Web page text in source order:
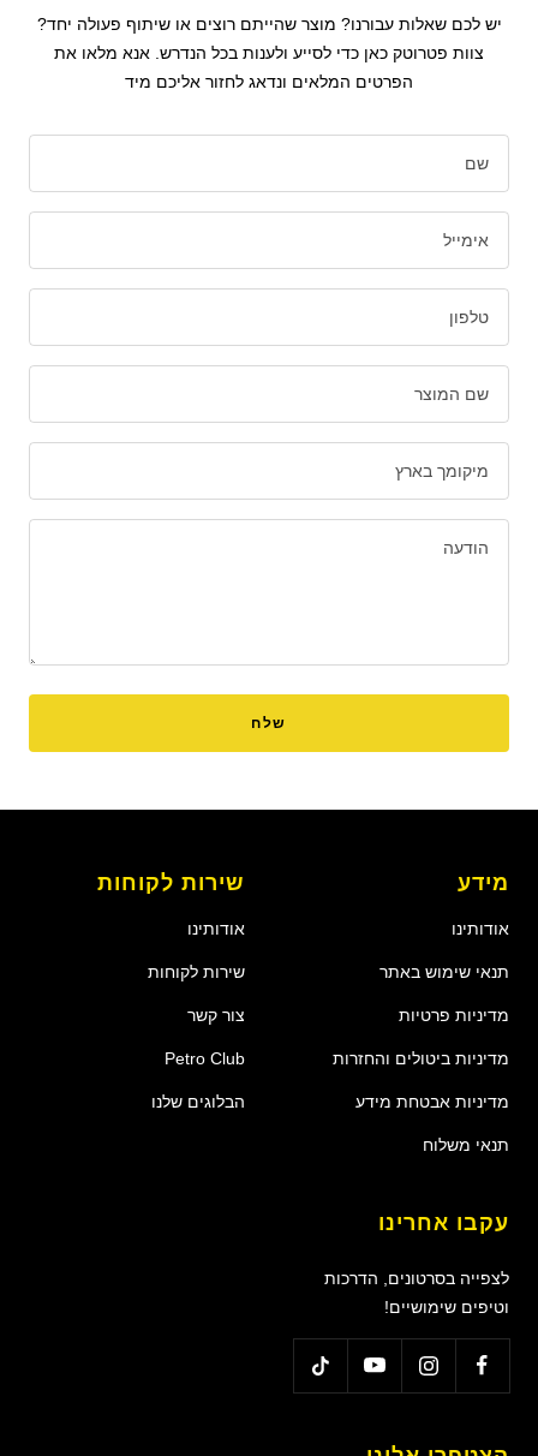
יש לכם שאלות עבורנו? מוצר שהייתם רוצים או שיתוף פעולה יחד?
צוות פטרוטק כאן כדי לסייע ולענות בכל הנדרש. אנא מלאו את
הפרטים המלאים ונדאג לחזור אליכם מיד
שם
אימייל
טלפון
שם המוצר
מיקומך בארץ
הודעה
שלח
מידע
אודותינו
תנאי שימוש באתר
מדיניות פרטיות
מדיניות ביטולים והחזרות
מדיניות אבטחת מידע
תנאי משלוח
שירות לקוחות
אודותינו
שירות לקוחות
צור קשר
Petro Club
הבלוגים שלנו
עקבו אחרינו
לצפייה בסרטונים, הדרכות
וטיפים שימושיים!